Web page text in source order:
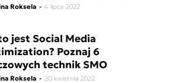
Roksela - 4 lipca 2022
jest Social Media
Poznaj 6
technik SMO
Roksela - 20 kwietnia 2022